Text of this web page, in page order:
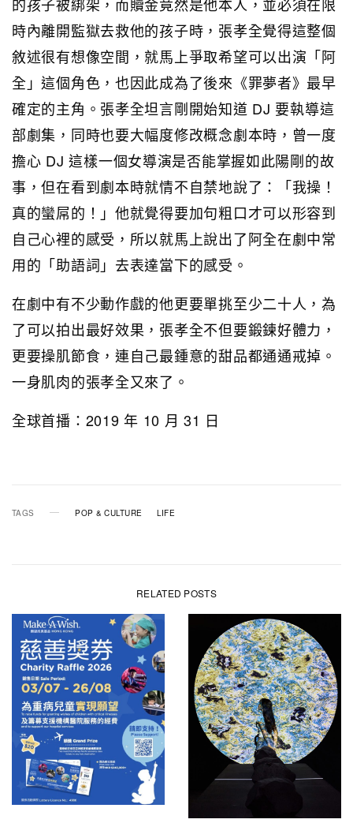
時內離開監獄去救他的孩子時，張孝全覺得這整個
敘述很有想像空間，就馬上爭取希望可以出演「阿
全」這個角色，也因此成為了後來《罪夢者》最早
確定的主角。張孝全坦言剛開始知道 DJ 要執導這
部劇集，同時也要大幅度修改概念劇本時，曾一度
擔心 DJ 這樣一個女導演是否能掌握如此陽剛的故
事，但在看到劇本時就情不自禁地說了：「我操！
真的蠻屌的！」他就覺得要加句粗口才可以形容到
自己心裡的感受，所以就馬上說出了阿全在劇中常
用的「助語詞」去表達當下的感受。
在劇中有不少動作戲的他更要單挑至少二十人，為
了可以拍出最好效果，張孝全不但要鍛鍊好體力，
更要操肌節食，連自己最鍾意的甜品都通通戒掉。
一身肌肉的張孝全又來了。
全球首播：2019 年 10 月 31 日
TAGS POP & CULTURE LIFE
RELATED POSTS